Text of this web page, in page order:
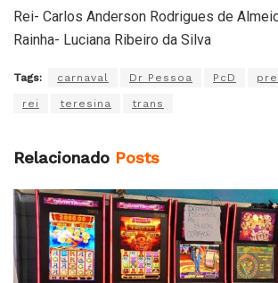
Rei- Carlos Anderson Rodrigues de
Rainha- Luciana Ribeiro da Silva
Tags: carnaval Dr Pessoa PcD
rei teresina trans
Relacionado Posts